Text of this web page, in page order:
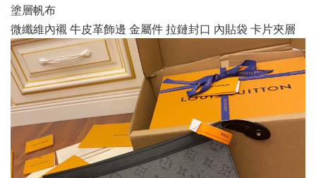
塗層帆布
微纖維內襯 牛皮革飾邊 金屬件 拉鏈封口 內貼袋 卡片夾層